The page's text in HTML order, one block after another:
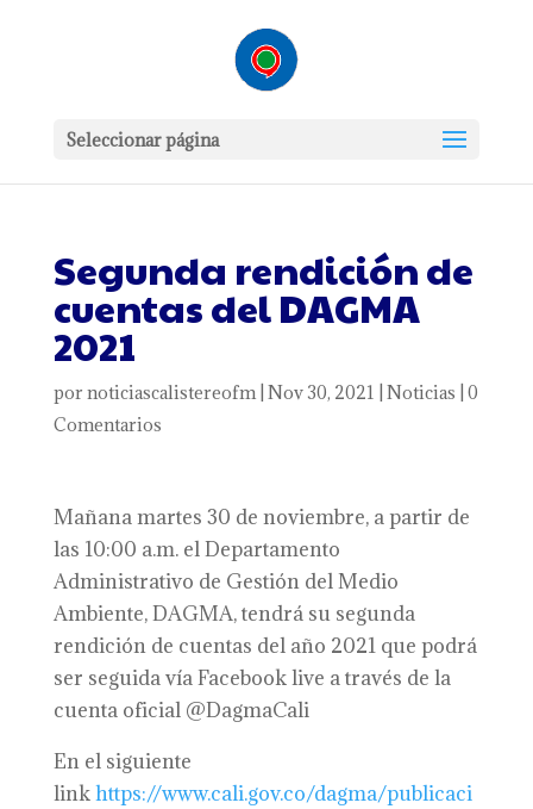
Seleccionar página
Segunda rendición de
cuentas del DAGMA
2021
por noticiascalistereofm| Nov 30, 2021 Noticias 0
Comentarios
Mañana martes 30 de noviembre, a partir de
las 10:00 a.m. el Departamento
Administrativo de Gestión del Medio
Ambiente, DAGMA, tendrá su segunda
rendición de cuentas del año 2021 que podrá
ser seguida vía Facebook live a través de la
cuenta oficial @DagmaCali
En el siguiente
linkhttps://www.cali.gov.co/dagma/publicaci